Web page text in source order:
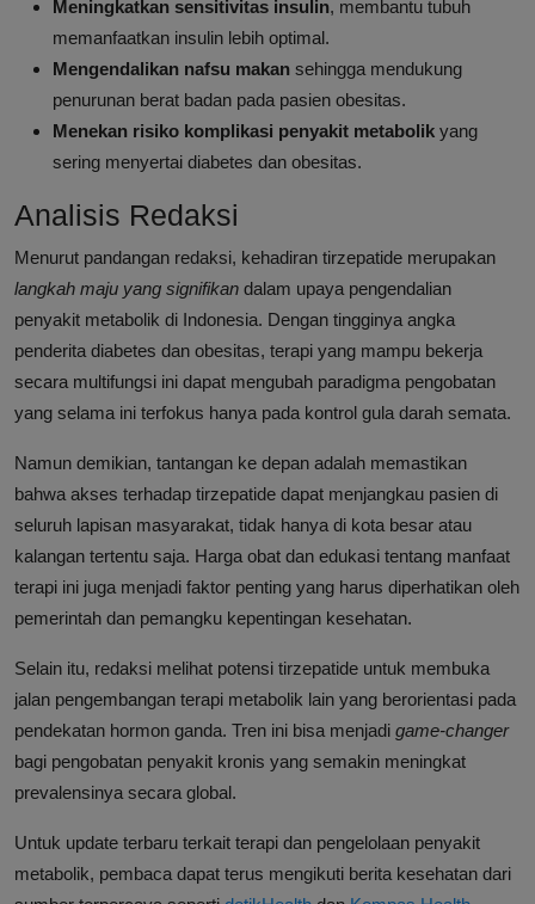
Meningkatkan sensitivitas insulin, membantu tubuh
memanfaatkan insulin lebih optimal.
Mengendalikan nafsu makan sehingga mendukung
penurunan berat badan pada pasien obesitas.
Menekan risiko komplikasi penyakit metabolik yang
sering menyertai diabetes dan obesitas.
Analisis Redaksi
Menurut pandangan redaksi, kehadiran tirzepatide merupakan
langkah maju yang signifikan dalam upaya pengendalian
penyakit metabolik di Indonesia. Dengan tingginya angka
penderita diabetes dan obesitas, terapi yang mampu bekerja
secara multifungsi ini dapat mengubah paradigma pengobatan
yang selama ini terfokus hanya pada kontrol gula darah semata.
Namun demikian, tantangan ke depan adalah memastikan
bahwa akses terhadap tirzepatide dapat menjangkau pasien di
seluruh lapisan masyarakat, tidak hanya di kota besar atau
kalangan tertentu saja. Harga obat dan edukasi tentang manfaat
terapi ini juga menjadi faktor penting yang harus diperhatikan oleh
pemerintah dan pemangku kepentingan kesehatan.
Selain itu, redaksi melihat potensi tirzepatide untuk membuka
jalan pengembangan terapi metabolik lain yang berorientasi pada
pendekatan hormon ganda. Tren ini bisa menjadi game-changer
bagi pengobatan penyakit kronis yang semakin meningkat
prevalensinya secara global.
Untuk update terbaru terkait terapi dan pengelolaan penyakit
metabolik, pembaca dapat terus mengikuti berita kesehatan dari